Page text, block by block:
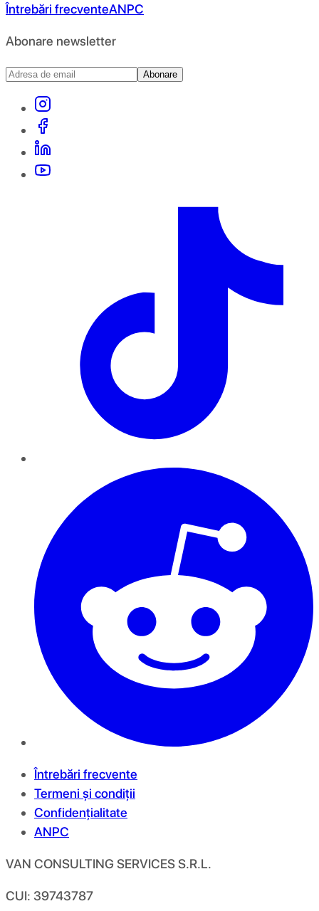
Întrebări frecventeANPC
Abonare newsletter
Abonare
Întrebări frecvente
Termeni și condiții
Confidențialitate
ANPC
VAN CONSULTING SERVICES S.R.L.
CUI: 39743787